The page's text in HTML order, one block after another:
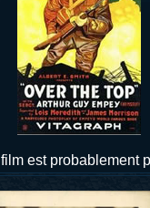
est probablement